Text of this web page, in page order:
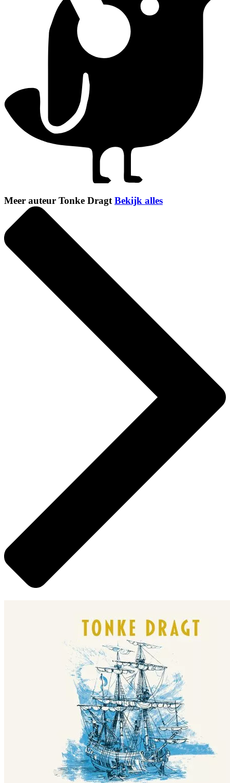
Meer auteur Tonke Dragt Bekijk alles